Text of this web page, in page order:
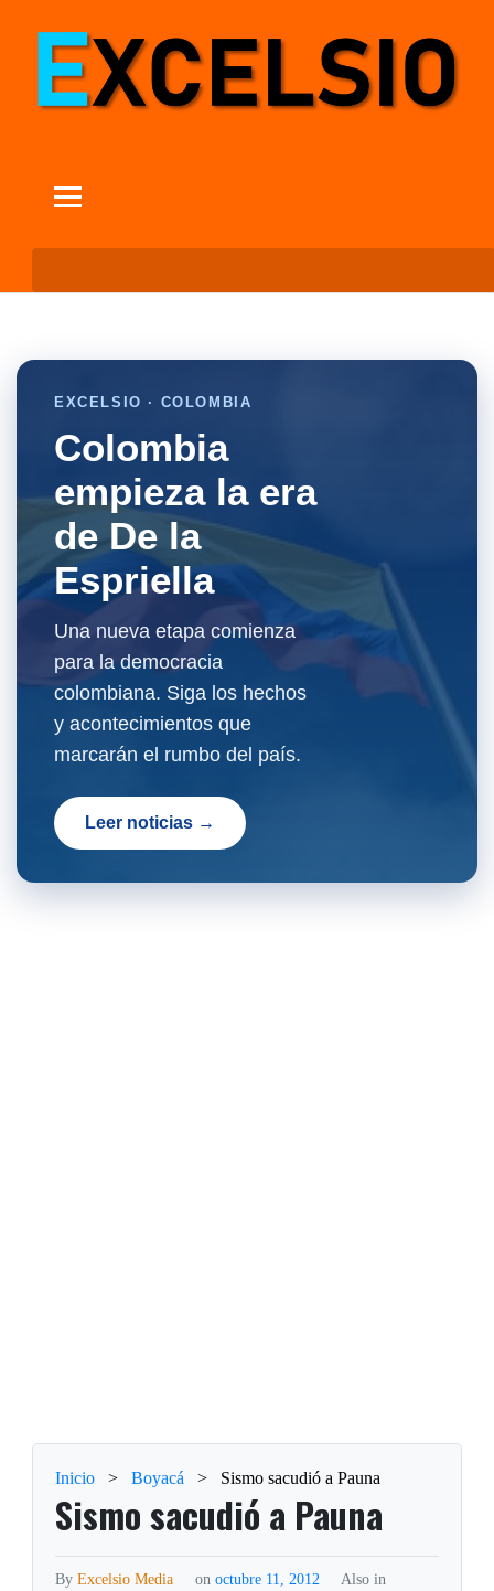
EXCELSIO · COLOMBIA
Colombia
empieza la era
de De la
Espriella
Una nueva etapa comienza
para la democracia
colombiana. Siga los hechos
y acontecimientos que
marcarán el rumbo del país.
Leer noticias →
Inicio > Boyacá > Sismo sacudió a Pauna
Sismo sacudió a Pauna
ByExcelsio Media on octubre 11, 2012
Also in